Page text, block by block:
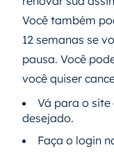
Você também
12 semanas se
pausa. Você
você quiser
Vá para o site
desejado.
Faça o login